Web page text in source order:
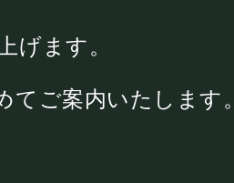
BOOKING
げます。
ご案内いたします。